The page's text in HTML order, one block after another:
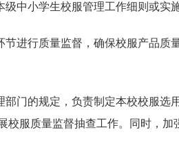
中小学生校服管理工作细则或实
进行质量监督，确保校服产品质
门的规定，负责制定本校校服选
服质量监督抽查工作。同时，